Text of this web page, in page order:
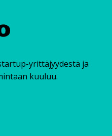
yrittäjyydestä ja
kuuluu.